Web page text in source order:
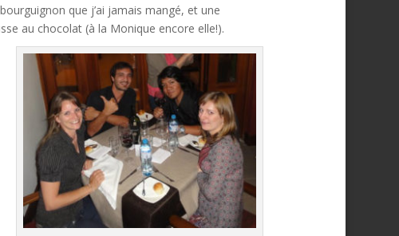
que j’ai jamais mangé, et une
au chocolat (à la Monique encore elle!).